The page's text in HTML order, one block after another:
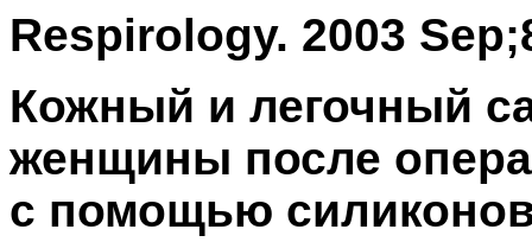
Respirology. 2003
Кожный и легочный
женщины после
с помощью